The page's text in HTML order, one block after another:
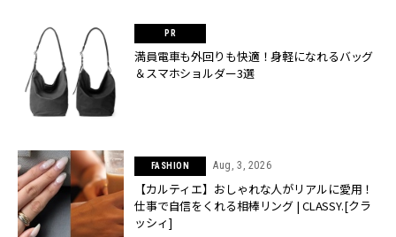
満員電車も外回りも快適！身軽になれるバッグ
＆スマホショルダー3選
FASHION Aug, 3, 2026
【カルティエ】おしゃれな人がリアルに愛用！
仕事で自信をくれる相棒リング | CLASSY.[クラ
ッシィ]